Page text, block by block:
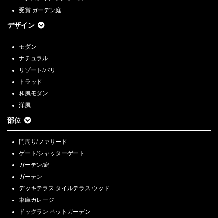
受賞 ガーデン庭
デザイン
モダン
ナチュラル
リゾート/バリ
トラッド
和風モダン
洋風
部位
門周り/ファサード
ゲート/シャッターゲート
ガーデン/庭
ガーデン
デッキテラス タイルテラス ウッド
車庫ガレージ
ドッグラン ペットガーデン